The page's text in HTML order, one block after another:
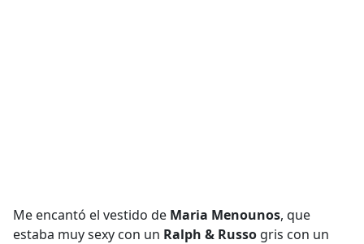
Me encantó el vestido de Maria Menounos, que
estaba muy sexy con un Ralph & Russo gris con un